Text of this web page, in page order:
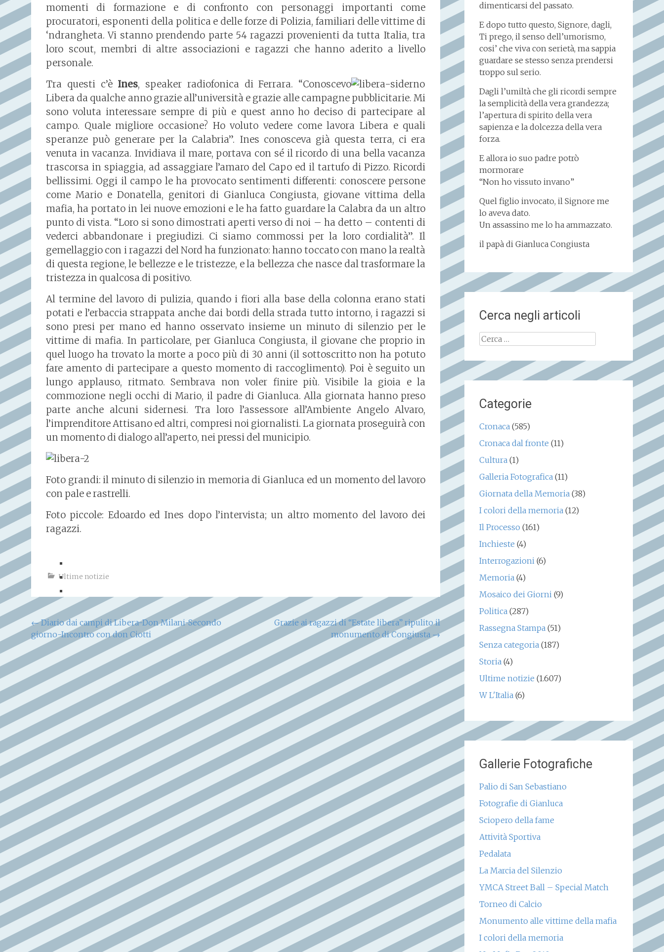
momenti di formazione e di confronto con personaggi importanti come
procuratori, esponenti della politica e delle forze di Polizia, familiari delle vittime di
‘ndrangheta. Vi stanno prendendo parte 54 ragazzi provenienti da tutta Italia, tra
loro scout, membri di altre associazioni e ragazzi che hanno aderito a livello
personale.
Tra questi c’è Ines, speaker radiofonica di Ferrara. “Conoscevo
Libera da qualche anno grazie all’università e grazie alle campagne pubblicitarie. Mi
sono voluta interessare sempre di più e quest anno ho deciso di partecipare al
campo. Quale migliore occasione? Ho voluto vedere come lavora Libera e quali
speranze può generare per la Calabria”. Ines conosceva già questa terra, ci era
venuta in vacanza. Invidiava il mare, portava con sé il ricordo di una bella vacanza
trascorsa in spiaggia, ad assaggiare l’amaro del Capo ed il tartufo di Pizzo. Ricordi
bellissimi. Oggi il campo le ha provocato sentimenti differenti: conoscere persone
come Mario e Donatella, genitori di Gianluca Congiusta, giovane vittima della
mafia, ha portato in lei nuove emozioni e le ha fatto guardare la Calabra da un altro
punto di vista. “Loro si sono dimostrati aperti verso di noi – ha detto – contenti di
vederci abbandonare i pregiudizi. Ci siamo commossi per la loro cordialità”. Il
gemellaggio con i ragazzi del Nord ha funzionato: hanno toccato con mano la realtà
di questa regione, le bellezze e le tristezze, e la bellezza che nasce dal trasformare la
tristezza in qualcosa di positivo.
Al termine del lavoro di pulizia, quando i fiori alla base della colonna erano stati
potati e l’erbaccia strappata anche dai bordi della strada tutto intorno, i ragazzi si
sono presi per mano ed hanno osservato insieme un minuto di silenzio per le
vittime di mafia. In particolare, per Gianluca Congiusta, il giovane che proprio in
quel luogo ha trovato la morte a poco più di 30 anni (il sottoscritto non ha potuto
fare amento di partecipare a questo momento di raccoglimento). Poi è seguito un
lungo applauso, ritmato. Sembrava non voler finire più. Visibile la gioia e la
commozione negli occhi di Mario, il padre di Gianluca. Alla giornata hanno preso
parte anche alcuni sidernesi. Tra loro l’assessore all’Ambiente Angelo Alvaro,
l’imprenditore Attisano ed altri, compresi noi giornalisti. La giornata proseguirà con
un momento di dialogo all’aperto, nei pressi del municipio.
Foto grandi: il minuto di silenzio in memoria di Gianluca ed un momento del lavoro
con pale e rastrelli.
Foto piccole: Edoardo ed Ines dopo l’intervista; un altro momento del lavoro dei
ragazzi.
Ultime notizie
Navigazione
articoli
←Diario dai campi di Libera-Don Milani-Secondo
giorno-Incontro con don Ciotti
Grazie ai ragazzi di “Estate libera” ripulito il
monumento di Congiusta →
dimenticarsi del passato.
E dopo tutto questo, Signore, dagli,
Ti prego, il senso dell’umorismo,
cosi’ che viva con serietà, ma sappia
guardare se stesso senza prendersi
troppo sul serio.
Dagli l’umiltà che gli ricordi sempre
la semplicità della vera grandezza;
l’apertura di spirito della vera
sapienza e la dolcezza della vera
forza.
E allora io suo padre potrò
mormorare
“Non ho vissuto invano”
Quel figlio invocato, il Signore me
lo aveva dato.
Un assassino me lo ha ammazzato.
il papà di Gianluca Congiusta
Cerca negli articoli
Ricerca
Categorie
Cronaca(585)
Cronaca dal fronte (11)
Cultura(1)
Galleria Fotografica(11)
Giornata della Memoria(38)
I colori della memoria(12)
Il Processo (161)
Inchieste (4)
Interrogazioni(6)
Memoria(4)
Mosaico dei Giorni(9)
Politica(287)
Rassegna Stampa(51)
Senza categoria(187)
Storia(4)
Ultime notizie (1.607)
W L'Italia(6)
Gallerie Fotografiche
Palio di San Sebastiano
Fotografie di Gianluca
Sciopero della fame
Attività Sportiva
Pedalata
La Marcia del Silenzio
YMCA Street Ball – Special Match
Torneo di Calcio
Monumento alle vittime della mafia
I colori della memoria